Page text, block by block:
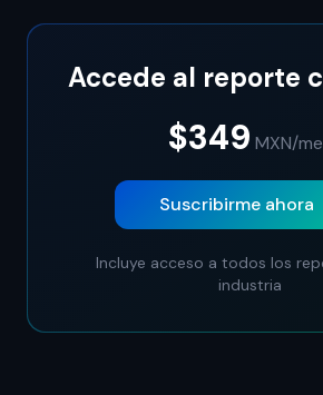
Accede al reporte
$349 MXN/
Suscribirme ahora
Incluye acceso a todos los
industria